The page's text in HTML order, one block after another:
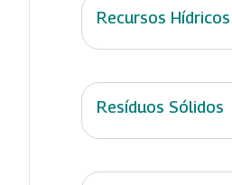
Recursos Hídricos
Resíduos Sólidos